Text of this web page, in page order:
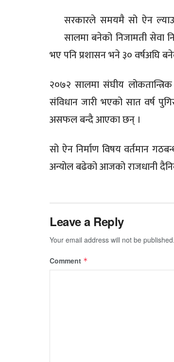
सरकारले समयमै सो ऐन
सालमा बनेको निजामती सेवा
भए पनि प्रशासन भने ३० वर्षअघि
२०७२ सालमा संघीय
संविधान जारी भएको सात वर्ष
असफल बन्दै आएका छन् ।
सो ऐन निर्माण विषय वर्तमान
अन्योल बढेको आजको राजधानी
Leave a Reply
Your email address will not be published.
Comment *